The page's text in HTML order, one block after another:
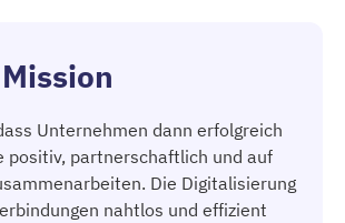
Unternehmen dann erfolgreich
positiv, partnerschaftlich und auf
Die Digitalisierung
nahtlos und effizient